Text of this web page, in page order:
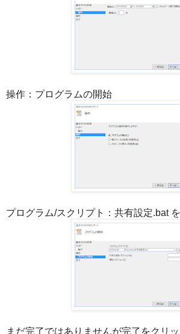
操作：プログラムの開始
プログラム/スクリプト：共有設定.bat
まだ完了ではありませんが完了をクリッ